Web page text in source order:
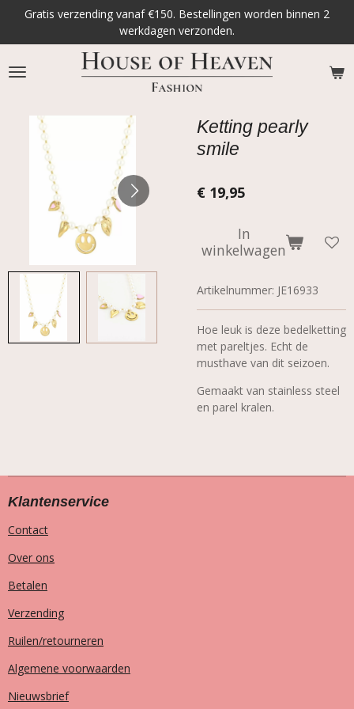
naar
de
hoofdinhoud
Gratis verzending vanaf €150. Bestellingen worden binnen 2
werkdagen verzonden.
Ketting pearly
smile
€ 19,95
In
winkelwagen
Artikelnummer: JE16933
Hoe leuk is deze bedelketting
met pareltjes. Echt de
musthave van dit seizoen.
Gemaakt van stainless steel
en parel kralen.
Klantenservice
Contact
Over ons
Betalen
Verzending
Ruilen/retourneren
Algemene voorwaarden
Nieuwsbrief